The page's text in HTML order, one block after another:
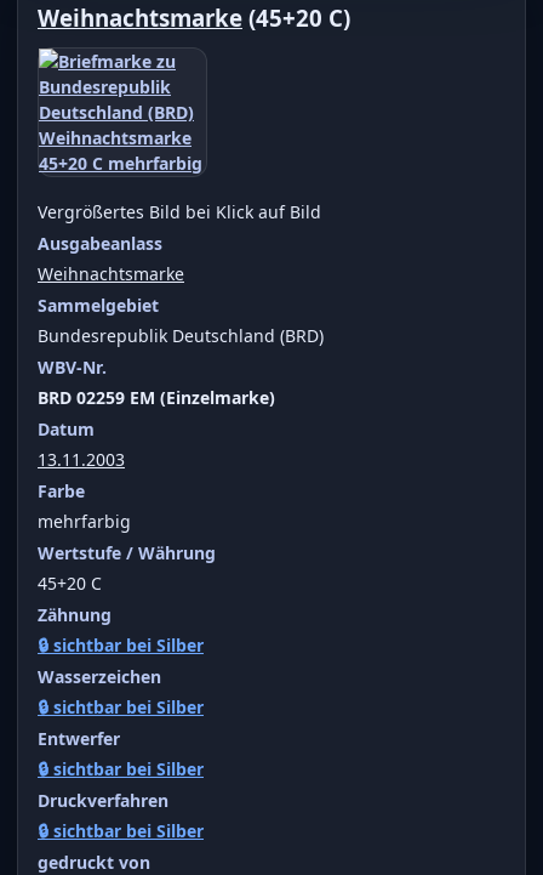
Weihnachtsmarke (45+20 C)
Vergrößertes Bild bei Klick auf Bild
Ausgabeanlass
Weihnachtsmarke
Sammelgebiet
Bundesrepublik Deutschland (BRD)
WBV-Nr.
BRD 02259 EM (Einzelmarke)
Datum
13.11.2003
Farbe
mehrfarbig
Wertstufe / Währung
45+20 C
Zähnung
🔒 sichtbar bei Silber
Wasserzeichen
🔒 sichtbar bei Silber
Entwerfer
🔒 sichtbar bei Silber
Druckverfahren
🔒 sichtbar bei Silber
gedruckt von